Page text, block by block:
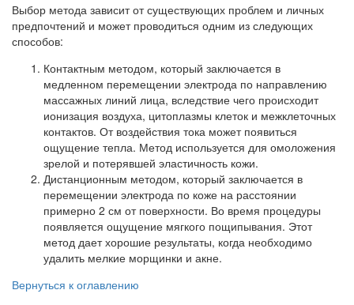
Выбор метода зависит от существующих проблем и личных
предпочтений и может проводиться одним из следующих
способов:
Контактным методом, который заключается в
медленном перемещении электрода по направлению
массажных линий лица, вследствие чего происходит
ионизация воздуха, цитоплазмы клеток и межклеточных
контактов. От воздействия тока может появиться
ощущение тепла. Метод используется для омоложения
зрелой и потерявшей эластичность кожи.
Дистанционным методом, который заключается в
перемещении электрода по коже на расстоянии
примерно 2 см от поверхности. Во время процедуры
появляется ощущение мягкого пощипывания. Этот
метод дает хорошие результаты, когда необходимо
удалить мелкие морщинки и акне.
Вернуться к оглавлению